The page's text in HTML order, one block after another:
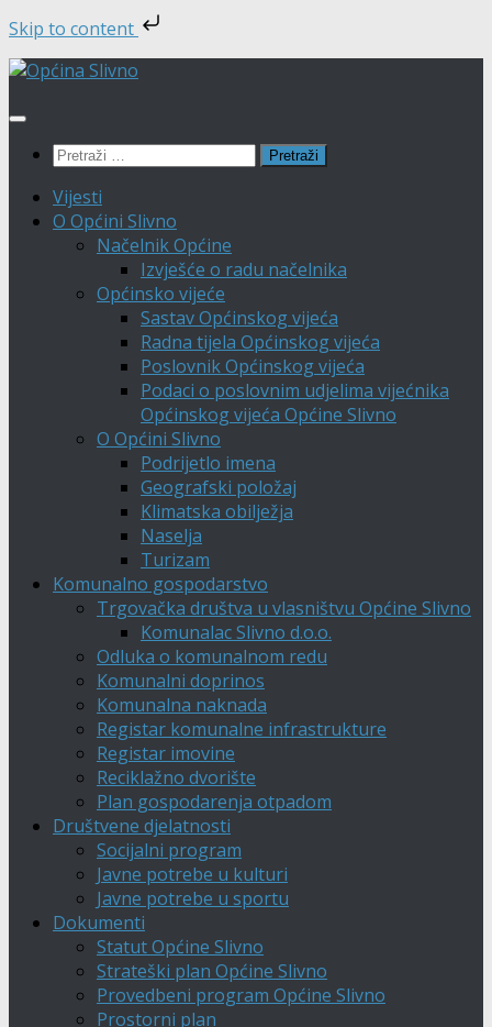
Skip to content
Skip
content
Pretraži:
Vijesti
O Općini Slivno
Načelnik Općine
Izvješće o radu načelnika
Općinsko vijeće
Sastav Općinskog vijeća
Radna tijela Općinskog vijeća
Poslovnik Općinskog vijeća
Podaci o poslovnim udjelima vijećnika
Općinskog vijeća Općine Slivno
O Općini Slivno
Podrijetlo imena
Geografski položaj
Klimatska obilježja
Naselja
Turizam
Komunalno gospodarstvo
Trgovačka društva u vlasništvu Općine Slivno
Komunalac Slivno d.o.o.
Odluka o komunalnom redu
Komunalni doprinos
Komunalna naknada
Registar komunalne infrastrukture
Registar imovine
Reciklažno dvorište
Plan gospodarenja otpadom
Društvene djelatnosti
Socijalni program
Javne potrebe u kulturi
Javne potrebe u sportu
Dokumenti
Statut Općine Slivno
Strateški plan Općine Slivno
Provedbeni program Općine Slivno
Prostorni plan